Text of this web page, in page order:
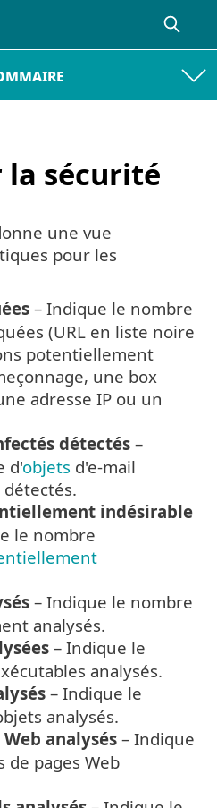
la sécurité
une vue
pour les
– Indique le nombre
(URL en liste noire
potentiellement
une box
adresse IP ou un
détectés–
d'objets d'e-mail
indésirable
le nombre
– Indique le nombre
analysés.
– Indique le
analysés.
– Indique le
analysés.
analysés – Indique
de pages Web